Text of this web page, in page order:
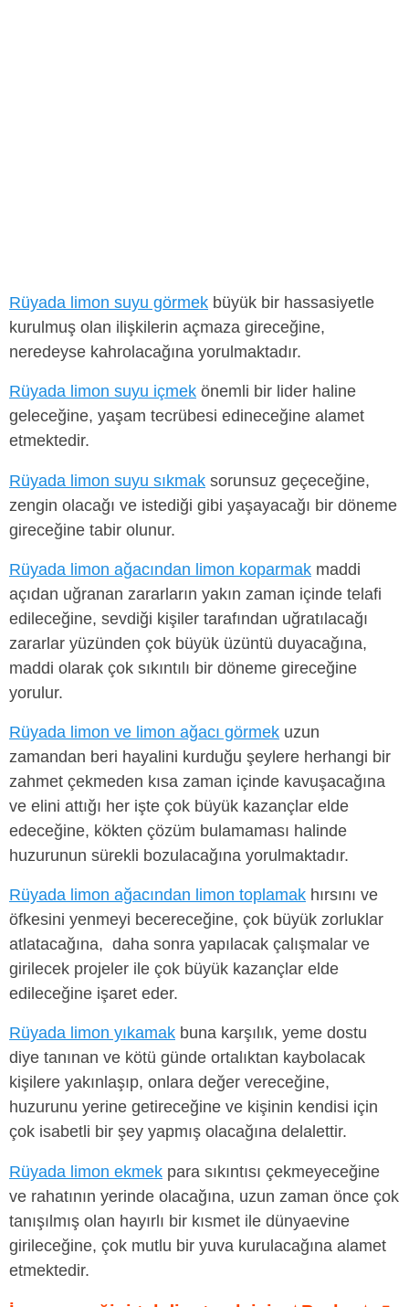
Rüyada limon suyu görmek büyük bir hassasiyetle
kurulmuş olan ilişkilerin açmaza gireceğine,
neredeyse kahrolacağına yorulmaktadır.
Rüyada limon suyu içmek önemli bir lider haline
geleceğine, yaşam tecrübesi edineceğine alamet
etmektedir.
Rüyada limon suyu sıkmak sorunsuz geçeceğine,
zengin olacağı ve istediği gibi yaşayacağı bir döneme
gireceğine tabir olunur.
Rüyada limon ağacından limon koparmak maddi
açıdan uğranan zararların yakın zaman içinde telafi
edileceğine, sevdiği kişiler tarafından uğratılacağı
zararlar yüzünden çok büyük üzüntü duyacağına,
maddi olarak çok sıkıntılı bir döneme gireceğine
yorulur.
Rüyada limon ve limon ağacı görmek uzun
zamandan beri hayalini kurduğu şeylere herhangi bir
zahmet çekmeden kısa zaman içinde kavuşacağına
ve elini attığı her işte çok büyük kazançlar elde
edeceğine, kökten çözüm bulamaması halinde
huzurunun sürekli bozulacağına yorulmaktadır.
Rüyada limon ağacından limon toplamak hırsını ve
öfkesini yenmeyi becereceğine, çok büyük zorluklar
atlatacağına, daha sonra yapılacak çalışmalar ve
girilecek projeler ile çok büyük kazançlar elde
edileceğine işaret eder.
Rüyada limon yıkamak buna karşılık, yeme dostu
diye tanınan ve kötü günde ortalıktan kaybolacak
kişilere yakınlaşıp, onlara değer vereceğine,
huzurunu yerine getireceğine ve kişinin kendisi için
çok isabetli bir şey yapmış olacağına delalettir.
Rüyada limon ekmek para sıkıntısı çekmeyeceğine
ve rahatının yerinde olacağına, uzun zaman önce çok
tanışılmış olan hayırlı bir kısmet ile dünyaevine
girileceğine, çok mutlu bir yuva kurulacağına alamet
etmektedir.